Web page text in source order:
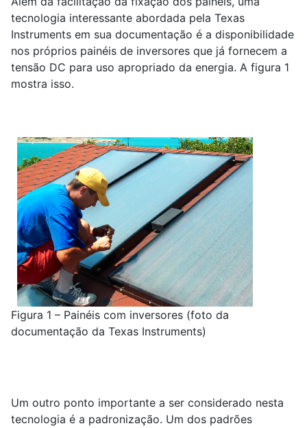
tecnologia interessante abordada pela Texas
Instruments em sua documentação é a disponibilidade
nos próprios painéis de inversores que já fornecem a
tensão DC para uso apropriado da energia. A figura 1
mostra isso.
Figura 1 – Painéis com inversores (foto da
documentação da Texas Instruments)
Um outro ponto importante a ser considerado nesta
tecnologia é a padronização. Um dos padrões